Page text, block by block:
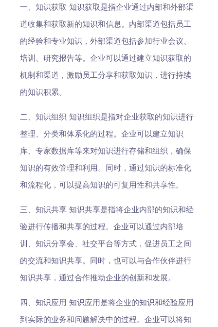
一、知识获取 知识获取是指企业通过内部和外部渠
道收集和获取新的知识和信息。内部渠道包括员工
的经验和专业知识，外部渠道包括参加行业会议、
培训、研究报告等。企业可以通过建立知识获取的
机制和渠道，激励员工分享和获取知识，进行持续
的知识积累。
二、知识组织 知识组织是指对企业获取的知识进行
整理、分类和体系化的过程。企业可以建立知识
库、专家数据库等来对知识进行存储和组织，确保
知识的有效管理和利用。同时，通过知识的标准化
和流程化，可以提高知识的可复用性和共享性。
三、知识共享 知识共享是指将企业内部的知识和经
验进行传播和共享的过程。企业可以通过内部培
训、知识分享会、社交平台等方式，促进员工之间
的交流和知识共享。同时，也可以与合作伙伴进行
知识共享，通过合作推动企业的创新和发展。
四、知识应用 知识应用是将企业的知识和经验应用
到实际的业务和问题解决中的过程。企业可以将知